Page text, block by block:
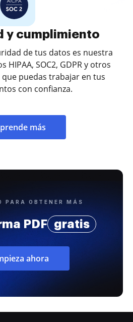
y cumplimiento
de tus datos es nuestra
HIPAA, SOC2, GDPR y otros
puedas trabajar en tus
con confianza.
más
PARA OBTENER MÁS
PDF gratis
ahora